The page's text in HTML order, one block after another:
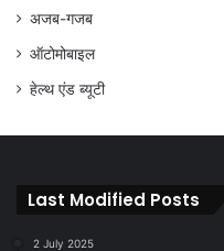
अजब-गजब
ऑटोमोबाइल
हेल्थ एंड ब्यूटी
Last Modified Posts
2 July 2025